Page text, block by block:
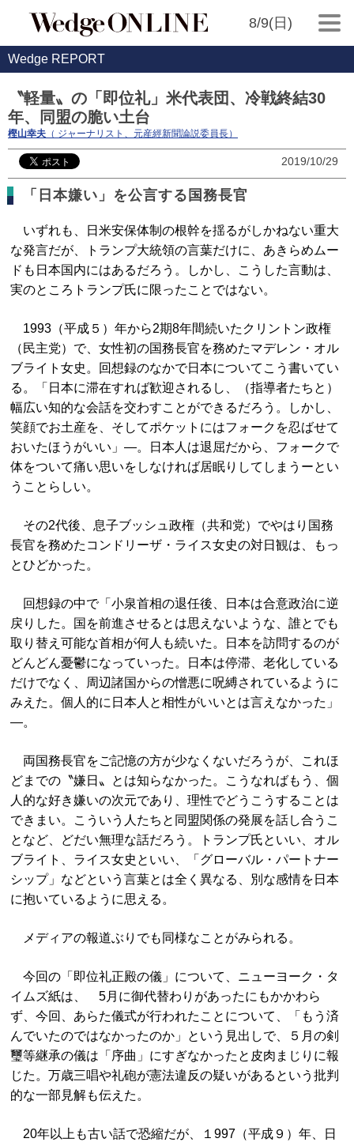
8/9(日)
Wedge REPORT
〝軽量〟の「即位礼」米代表団、冷戦終結30
年、同盟の脆い土台
樫山幸夫 （ ジャーナリスト、元産經新聞論説委員長）
2019/10/29
「日本嫌い」を公言する国務長官
いずれも、日米安保体制の根幹を揺るがしかねない重大
な発言だが、トランプ大統領の言葉だけに、あきらめムー
ドも日本国内にはあるだろう。しかし、こうした言動は、
実のところトランプ氏に限ったことではない。
1993（平成５）年から2期8年間続いたクリントン政権
（民主党）で、女性初の国務長官を務めたマデレン・オル
ブライト女史。回想録のなかで日本についてこう書いてい
る。「日本に滞在すれば歓迎されるし、（指導者たちと）
幅広い知的な会話を交わすことができるだろう。しかし、
笑顔でお土産を、そしてポケットにはフォークを忍ばせて
おいたほうがいい」―。日本人は退屈だから、フォークで
体をついて痛い思いをしなければ居眠りしてしまうーとい
うことらしい。
その2代後、息子ブッシュ政権（共和党）でやはり国務
長官を務めたコンドリーザ・ライス女史の対日観は、もっ
とひどかった。
回想録の中で「小泉首相の退任後、日本は合意政治に逆
戻りした。国を前進させるとは思えないような、誰とでも
取り替え可能な首相が何人も続いた。日本を訪問するのが
どんどん憂鬱になっていった。日本は停滞、老化している
だけでなく、周辺諸国からの憎悪に呪縛されているように
みえた。個人的に日本人と相性がいいとは言えなかった」
―。
両国務長官をご記憶の方が少なくないだろうが、これほ
どまでの〝嫌日〟とは知らなかった。こうなればもう、個
人的な好き嫌いの次元であり、理性でどうこうすることは
できまい。こういう人たちと同盟関係の発展を話し合うこ
となど、どだい無理な話だろう。トランプ氏といい、オル
ブライト、ライス女史といい、「グローバル・パートナー
シップ」などという言葉とは全く異なる、別な感情を日本
に抱いているように思える。
メディアの報道ぶりでも同様なことがみられる。
今回の「即位礼正殿の儀」について、ニューヨーク・タ
イムズ紙は、 5月に御代替わりがあったにもかかわら
ず、今回、あらた儀式が行われたことについて、「もう済
んでいたのではなかったのか」という見出しで、５月の剣
璽等継承の儀は「序曲」にすぎなかったと皮肉まじりに報
じた。万歳三唱や礼砲が憲法違反の疑いがあるという批判
的な一部見解も伝えた。
20年以上も古い話で恐縮だが、１997（平成９）年、日